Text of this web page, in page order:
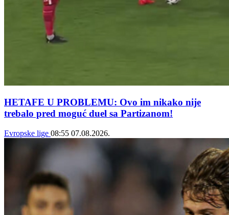
HETAFE U PROBLEMU: Ovo im nikako nije
trebalo pred moguć duel sa Partizanom!
Evropske lige 08:55 07.08.2026.